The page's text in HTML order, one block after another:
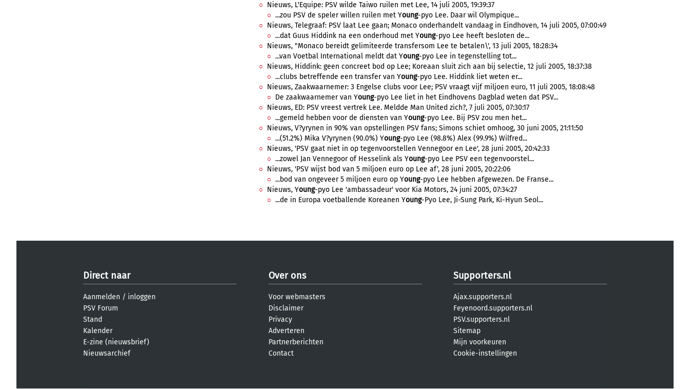
Nieuws, L'Equipe: PSV wilde Taiwo ruilen met Lee, 14 juli 2005, 19:39:37
...zou PSV de speler willen ruilen met Young-pyo Lee. Daar wil Olympique...
Nieuws, Telegraaf: PSV laat Lee gaan; Monaco onderhandelt vandaag in Eindhoven, 14 juli 2005, 07:00:49
...dat Guus Hiddink na een onderhoud met Young-pyo Lee heeft besloten de...
Nieuws, "Monaco bereidt gelimiteerde transfersom Lee te betalen\', 13 juli 2005, 18:28:34
...van Voetbal International meldt dat Young-pyo Lee in tegenstelling tot...
Nieuws, Hiddink: geen concreet bod op Lee; Koreaan sluit zich aan bij selectie, 12 juli 2005, 18:37:38
...clubs betreffende een transfer van Young-pyo Lee. Hiddink liet weten er...
Nieuws, Zaakwaarnemer: 3 Engelse clubs voor Lee; PSV vraagt vijf miljoen euro, 11 juli 2005, 18:08:48
De zaakwaarnemer van Young-pyo Lee liet in het Eindhovens Dagblad weten dat PSV...
Nieuws, ED: PSV vreest vertrek Lee. Meldde Man United zich?, 7 juli 2005, 07:30:17
...gemeld hebben voor de diensten van Young-pyo Lee. Bij PSV zou men het...
Nieuws, V?yrynen in 90% van opstellingen PSV fans; Simons schiet omhoog, 30 juni 2005, 21:11:50
...(51.2%) Mika V?yrynen (90.0%) Young-pyo Lee (98.8%) Alex (99.9%) Wilfred...
Nieuws, 'PSV gaat niet in op tegenvoorstellen Vennegoor en Lee', 28 juni 2005, 20:42:33
...zowel Jan Vennegoor of Hesselink als Young-pyo Lee PSV een tegenvoorstel...
Nieuws, 'PSV wijst bod van 5 miljoen euro op Lee af', 28 juni 2005, 20:22:06
...bod van ongeveer 5 miljoen euro op Young-pyo Lee hebben afgewezen. De Franse...
Nieuws, Young-pyo Lee 'ambassadeur' voor Kia Motors, 24 juni 2005, 07:34:27
...de in Europa voetballende Koreanen Young-Pyo Lee, Ji-Sung Park, Ki-Hyun Seol...
Direct naar
Aanmelden / inloggen
PSV Forum
Stand
Kalender
E-zine (nieuwsbrief)
Nieuwsarchief
Over ons
Voor webmasters
Disclaimer
Privacy
Adverteren
Partnerberichten
Contact
Supporters.nl
Ajax.supporters.nl
Feyenoord.supporters.nl
PSV.supporters.nl
Sitemap
Mijn voorkeuren
Cookie-instellingen